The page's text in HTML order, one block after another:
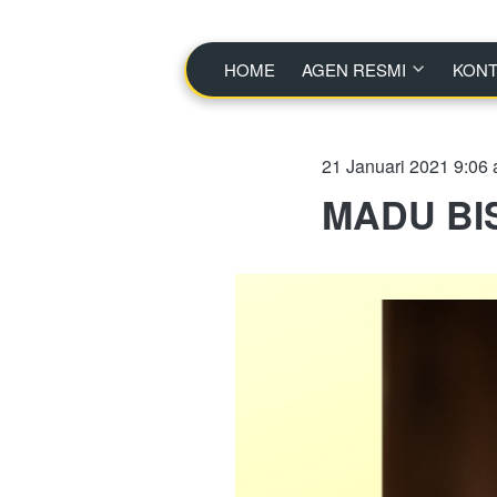
HOME AGEN RESMI
HOME AGEN RESMI
21 Januari 2021 9:06
MADU